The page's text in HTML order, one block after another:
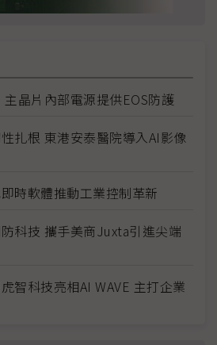
晶片內部電源提供EOS防護
扎根 東港安泰醫院導入AI影像
時軟體推動工業控制革新
科技 攜手美商Juxta引進尖端
智科技亮相AI WAVE 主打企業